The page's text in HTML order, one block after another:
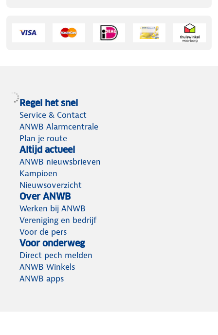
Regel het snel
Service & Contact
ANWB Alarmcentrale
Plan je route
Altijd actueel
ANWB nieuwsbrieven
Kampioen
Nieuwsoverzicht
Over ANWB
Werken bij ANWB
Vereniging en bedrijf
Voor de pers
Voor onderweg
Direct pech melden
ANWB Winkels
ANWB apps